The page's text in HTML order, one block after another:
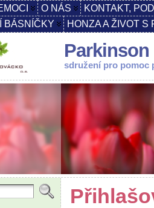
O NÁS KONTAKT,
BÁSNÍČKY
HONZA A ŽIVOT S
Parkinson
sdružení pro pomoc